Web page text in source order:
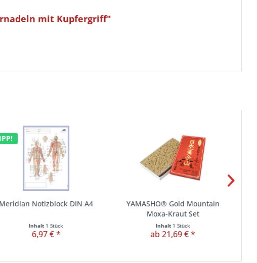
mit Kupfergriff"
Meridian Notizblock DIN A4
Inhalt 1 Stück
6,97 € *
YAMASHO® Gold Mountain
Moxa-Kraut Set
Inhalt 1 Stück
ab 21,69 € *